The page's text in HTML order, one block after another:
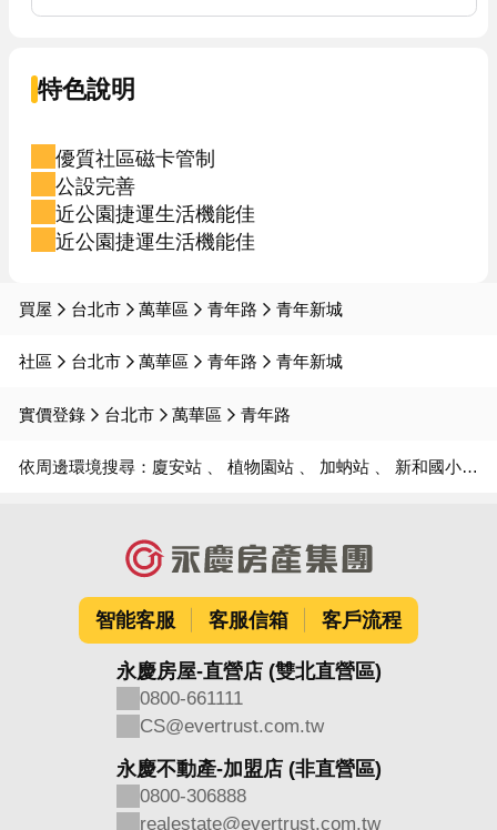
特色說明
優質社區磁卡管制
公設完善
近公園捷運生活機能佳
近公園捷運生活機能佳
買屋 台北市 萬華區 青年路 青年新城
社區 台北市 萬華區 青年路 青年新城
實價登錄 台北市 萬華區 青年路
依周邊環境搜尋： 廈安站 植物園站 加蚋站 新和國小
智能客服 客服信箱 客戶流程
永慶房屋-直營店 (雙北直營區)
0800-661111
CS@evertrust.com.tw
永慶不動產-加盟店 (非直營區)
0800-306888
realestate@evertrust.com.tw